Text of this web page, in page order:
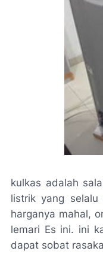
kulkas adalah
listrik yang selalu
harganya mahal,
lemari Es ini. ini
dapat sobat